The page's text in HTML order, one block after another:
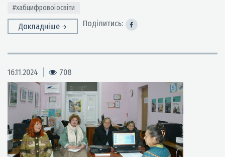
#хабцифровоїосвіти
Докладніше Поділитись:
16.11.2024 708